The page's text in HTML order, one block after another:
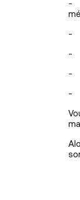
-
-
-
-
-